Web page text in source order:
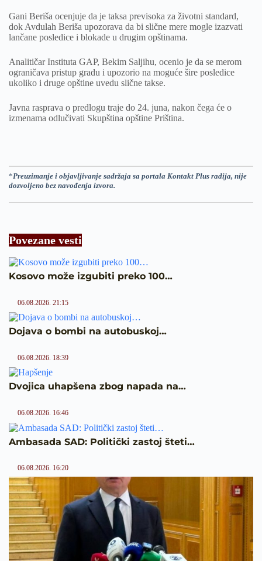
Gani Beriša ocenjuje da je taksa previsoka za životni standard,
dok Avdulah Beriša upozorava da bi slične mere mogle izazvati
lančane posledice i blokade u drugim opštinama.
Analitičar Instituta GAP, Bekim Saljihu, ocenio je da se merom
ograničava pristup gradu i upozorio na moguće šire posledice
ukoliko i druge opštine uvedu slične takse.
Javna rasprava o predlogu traje do 24. juna, nakon čega će o
izmenama odlučivati Skupština opštine Priština.
*Preuzimanje i objavljivanje sadržaja sa portala Kontakt Plus radija, nije
dozvoljeno bez navođenja izvora.
Povezane vesti
Kosovo može izgubiti preko 100…
06.08.2026. 21:15
Dojava o bombi na autobuskoj…
06.08.2026. 18:39
Dvojica uhapšena zbog napada na…
06.08.2026. 16:46
Ambasada SAD: Politički zastoj šteti…
06.08.2026. 16:20